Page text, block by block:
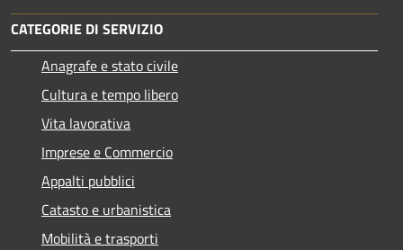
CATEGORIE DI SERVIZIO
Anagrafe e stato civile
Cultura e tempo libero
Vita lavorativa
Imprese e Commercio
Appalti pubblici
Catasto e urbanistica
Mobilità e trasporti